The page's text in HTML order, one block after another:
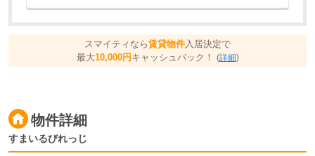
スマイティなら賃貸物件入居決定で
最大10,000円 キャッシュバック！ (詳細)
物件詳細
すまいるびれっじ